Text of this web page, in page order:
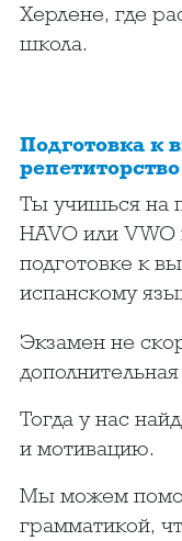
Херлене, где
школа.
Подготовка
репетиторство
Ты учишься на
HAVO или
подготовке к
испанскому
Экзамен не
Тогда у нас
и мотивацию.
Мы можем
грамматикой,